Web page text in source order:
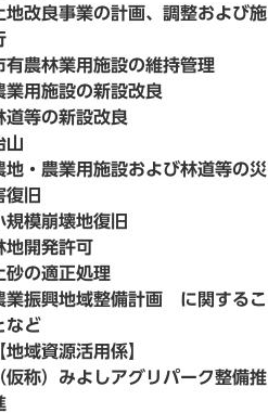
地改良事業の計画、調整および施
有農林業用施設の維持管理
業用施設の新設改良
道等の新設改良
山
地・農業用施設および林道等の災
復旧
規模崩壊地復旧
地開発許可
砂の適正処理
業振興地域整備計画 に関するこ
など
地域資源活用係】
仮称）みよしアグリパーク整備推